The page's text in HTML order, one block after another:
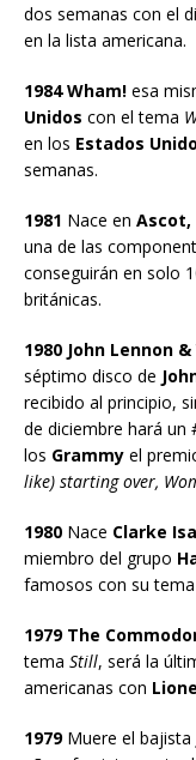
dos semanas con el
en la lista americana.
1984 Wham! esa
Unidos con el tema
en los Estados
semanas.
1981 Nace en Ascot,
una de las
conseguirán en solo
británicas.
1980 John Lennon
séptimo disco de
recibido al principio,
de diciembre hará un
los Grammy el
like) starting over,
1980 Nace Clarke
miembro del grupo
famosos con su tema
1979 The
tema Still, será la
americanas con
1979Muere el bajista